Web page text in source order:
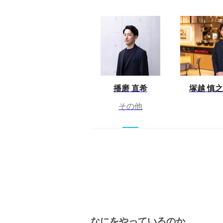
播磨 直希
その他
塚越 慎